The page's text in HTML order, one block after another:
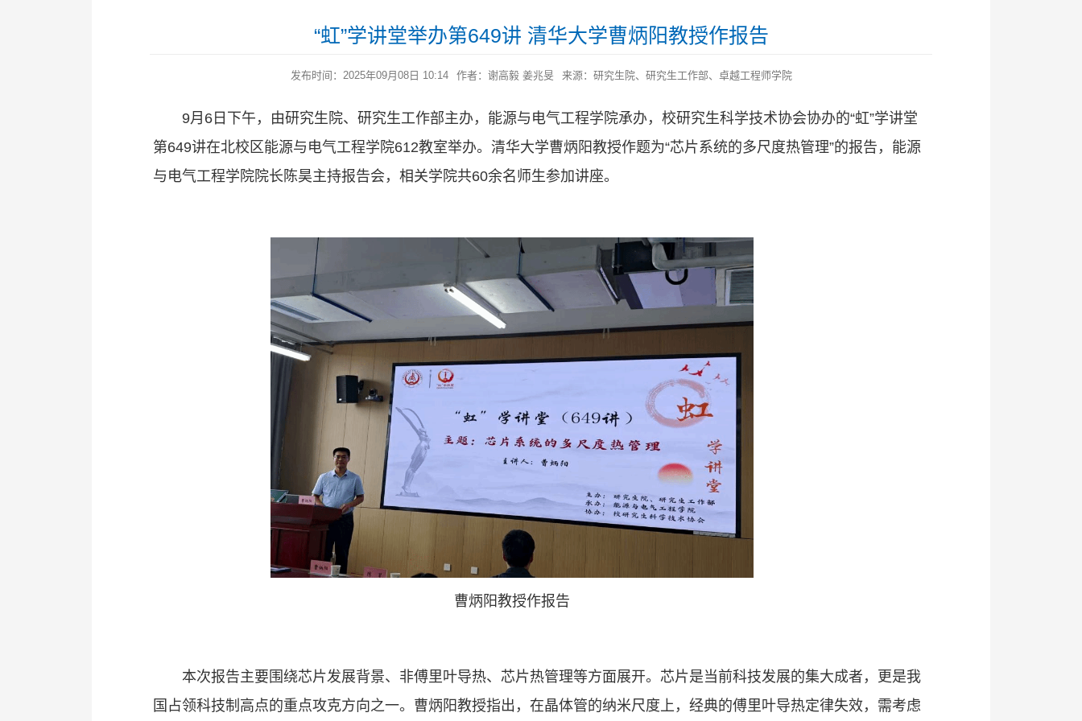
“虹”学讲堂举办第649讲 清华大学曹炳阳教授作报告
发布时间：2025年09月08日 10:14 作者：谢高毅 姜兆旻 来源：研究生院、研究生工作部、卓越工程师学院
9月6日下午，由研究生院、研究生工作部主办，能源与电气工程学院承办，校研究生科学技术协会协办的“虹”学讲堂
第649讲在北校区能源与电气工程学院612教室举办。清华大学曹炳阳教授作题为“芯片系统的多尺度热管理”的报告，能源
与电气工程学院院长陈昊主持报告会，相关学院共60余名师生参加讲座。
曹炳阳教授作报告
本次报告主要围绕芯片发展背景、非傅里叶导热、芯片热管理等方面展开。芯片是当前科技发展的集大成者，更是我
国占领科技制高点的重点攻克方向之一。曹炳阳教授指出，在晶体管的纳米尺度上，经典的傅里叶导热定律失效，需考虑